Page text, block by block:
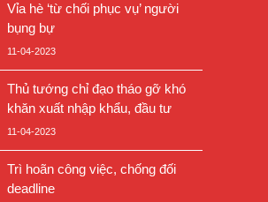
Vỉa hè ‘từ chối phục vụ’ người
bụng bự
11-04-2023
Thủ tướng chỉ đạo tháo gỡ khó
khăn xuất nhập khẩu, đầu tư
11-04-2023
Trì hoãn công việc, chống đối
deadline